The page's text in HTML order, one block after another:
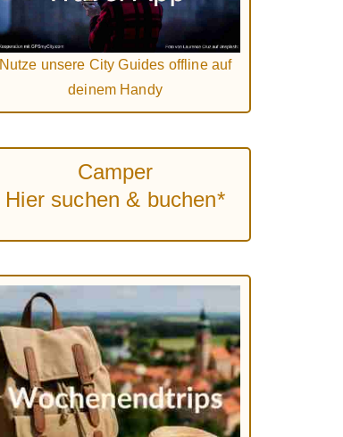
Nutze unsere City Guides offline auf
deinem Handy
Camper
Hier suchen & buchen*